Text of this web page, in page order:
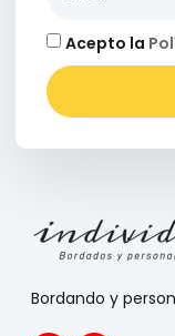
Acepto la
Bordando y